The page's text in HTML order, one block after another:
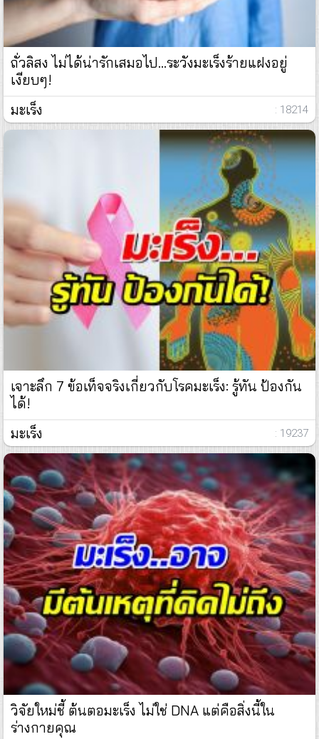
ถั่วลิสง ไม่ได้น่ารักเสมอไป...ระวังมะเร็งร้ายแฝงอยู่
เงียบๆ!
มะเร็ง
: 18214
เจาะลึก 7 ข้อเท็จจริงเกี่ยวกับโรคมะเร็ง: รู้ทัน ป้องกัน
ได้!
มะเร็ง
: 19237
วิจัยใหม่ชี้ ต้นตอมะเร็ง ไม่ใช่ DNA แต่คือสิ่งนี้ใน
ร่างกายคุณ